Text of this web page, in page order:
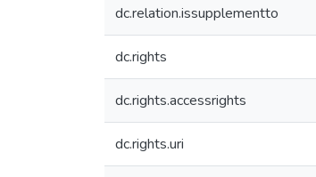
dc.relation.issupplementto
dc.rights
dc.rights.accessrights
dc.rights.uri